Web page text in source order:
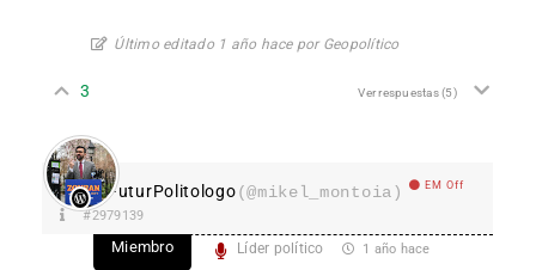
Último editado 1 año hace por Geopolítico
3 Ver respuestas(5)
FuturPolitologo(@mikel_montoia) EM Off
#2979139
Miembro Líder político 1 año hace